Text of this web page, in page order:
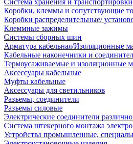
Система хранения и транспортировки
Коробки, клеммы и сопутствующие
Коробки распределительные/
Клеммные зажимы
Системы сборных шин
Арматура кабельная/Изоляционные
Кабельные наконечники и
Термоусаживаемые и изоляционные
Аксессуары кабельные
Муфты кабельные
Аксессуары для светильников
Разъемы, соединители
Разъемы силовые
Электрические соединители
Система штекерного монтажа
Устройства промышленные,